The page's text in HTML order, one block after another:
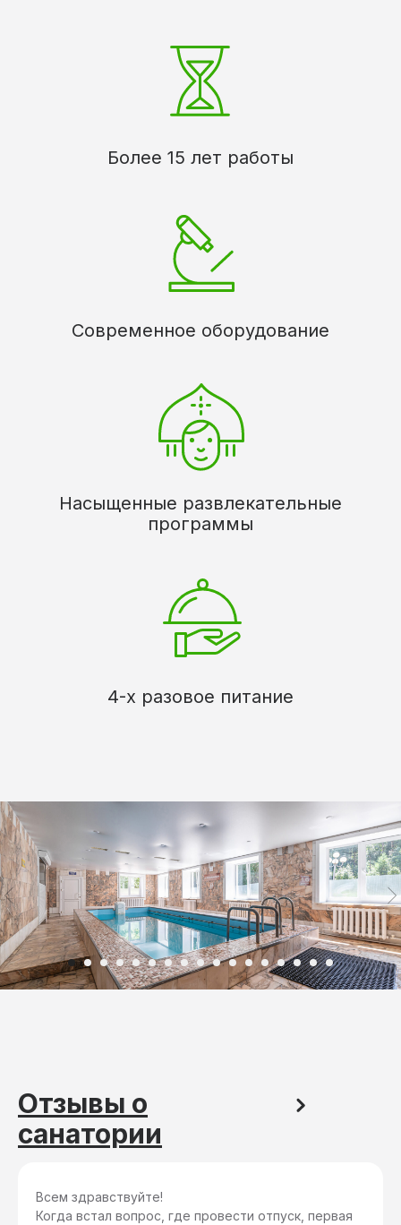
Более 15 лет работы
Современное оборудование
Насыщенные развлекательные
программы
4-х разовое питание
Отзывы о
санатории
Всем здравствуйте!
Когда встал вопрос, где провести отпуск, первая